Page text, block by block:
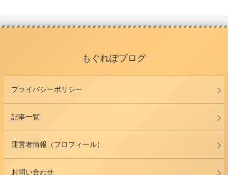
もぐれぽブログ
プライバシーポリシー
記事一覧
運営者情報（プロフィール）
お問い合わせ